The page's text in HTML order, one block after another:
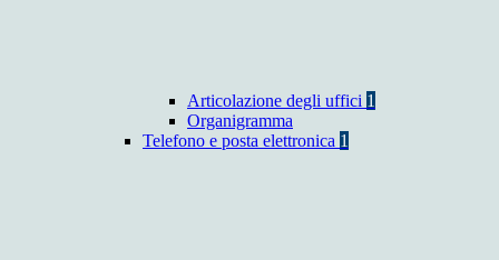
Articolazione degli uffici 1
Organigramma
Telefono e posta elettronica 1